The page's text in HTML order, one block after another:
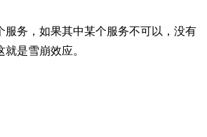
务，如果其中某个服务不可以，没有
是雪崩效应。